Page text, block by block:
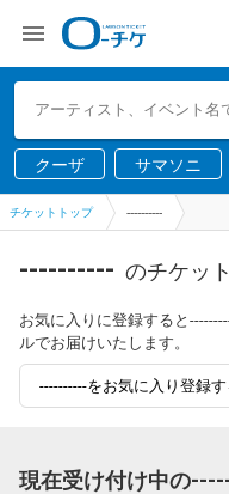
クーザ サマソニ
チケットトップ ----------
---------- のチケット
お気に入りに登録すると
ルでお届けいたします。
----------をお気に入り登録す
現在受け付け中の